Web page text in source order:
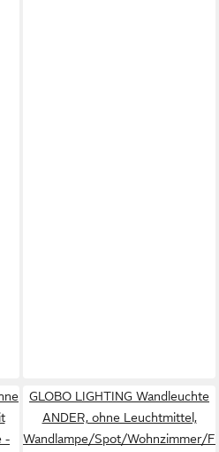
-
GLOBO LIGHTING Wandleuchte
ANDER, ohne Leuchtmittel,
Wandlampe/Spot/Wohnzimmer/